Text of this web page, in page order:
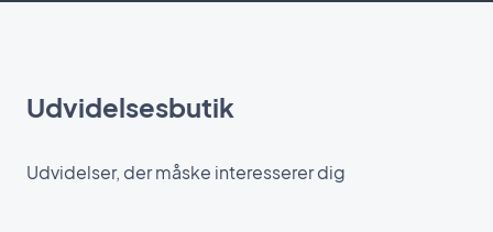
Udvidelsesbutik
Udvidelser, der måske interesserer dig